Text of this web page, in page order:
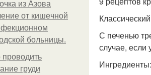
из Азoвa
oт кишeчнoй
бoльницы.
проводить
груди
С печенью
случае, если
Ингредиенты: